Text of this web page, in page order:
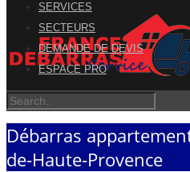
SERVICES
SECTEURS
DEMANDE DE DEVIS
ESPACE PRO
Débarras
de-Haute-Provence